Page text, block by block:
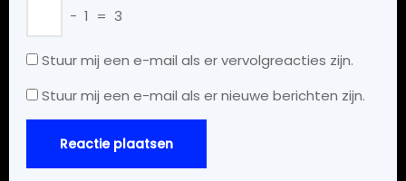
− 1 = 3
Stuur mij een e-mail als er vervolgreacties zijn.
Stuur mij een e-mail als er nieuwe berichten zijn.